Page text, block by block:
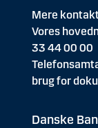
Mere
Vores
33 44 00 00
brug for
Danske